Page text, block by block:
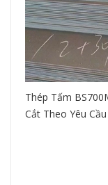
Thép Tấm
Cắt Theo Yêu Cầu